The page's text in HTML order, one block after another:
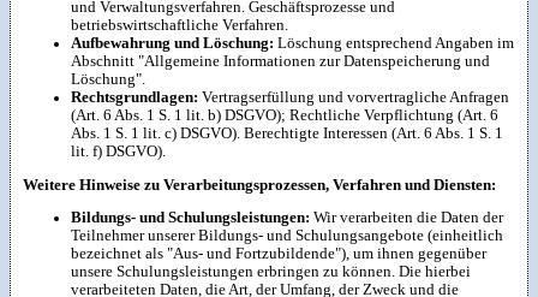
und Verwaltungsverfahren. Geschäftsprozesse und
betriebswirtschaftliche Verfahren.
Aufbewahrung und Löschung: Löschung entsprechend Angaben im
Abschnitt "Allgemeine Informationen zur Datenspeicherung und
Löschung".
Rechtsgrundlagen: Vertragserfüllung und vorvertragliche Anfragen
(Art. 6 Abs. 1 S. 1 lit. b) DSGVO); Rechtliche Verpflichtung (Art. 6
Abs. 1 S. 1 lit. c) DSGVO). Berechtigte Interessen (Art. 6 Abs. 1 S. 1
lit. f) DSGVO).
Weitere Hinweise zu Verarbeitungsprozessen, Verfahren und Diensten:
Bildungs- und Schulungsleistungen:Wir verarbeiten die Daten der
Teilnehmer unserer Bildungs- und Schulungsangebote (einheitlich
bezeichnet als "Aus- und Fortzubildende"), um ihnen gegenüber
unsere Schulungsleistungen erbringen zu können. Die hierbei
verarbeiteten Daten, die Art, der Umfang, der Zweck und die